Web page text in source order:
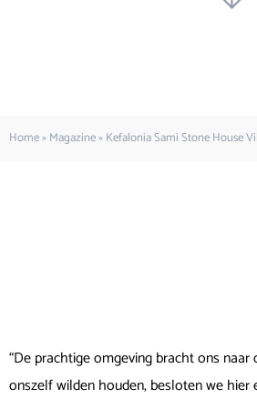
Home»Magazine»Kefalonia Sami Stone House
“De prachtige omgeving bracht ons
onszelf wilden houden, besloten we